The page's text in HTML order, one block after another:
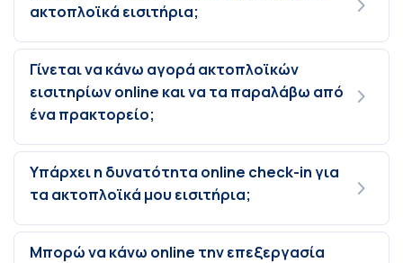
ακτοπλοϊκά εισιτήρια;
Γίνεται να κάνω αγορά ακτοπλοϊκών
εισιτηρίων online και να τα παραλάβω από
ένα πρακτορείο;
Υπάρχει η δυνατότητα online check-in για
τα ακτοπλοϊκά μου εισιτήρια;
Μπορώ να κάνω online την επεξεργασία